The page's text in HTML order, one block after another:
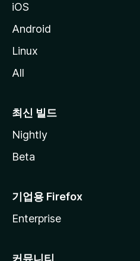
iOS
Android
Linux
All
최신 빌드
Nightly
Beta
기업용 Firefox
Enterprise
커뮤니티